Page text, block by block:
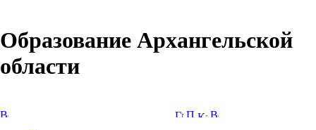
Образование Архангельской
области